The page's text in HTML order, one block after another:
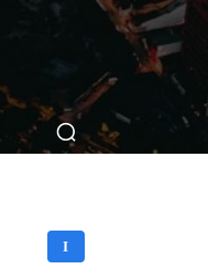
Matérias Nos
I